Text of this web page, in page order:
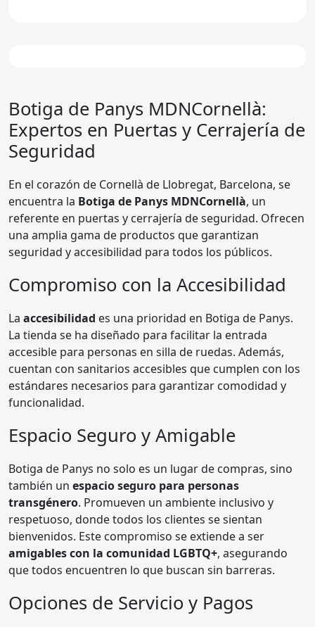
Botiga de Panys MDNCornellà:
Expertos en Puertas y Cerrajería de
Seguridad
En el corazón de Cornellà de Llobregat, Barcelona, se
encuentra la Botiga de Panys MDNCornellà, un
referente en puertas y cerrajería de seguridad. Ofrecen
una amplia gama de productos que garantizan
seguridad y accesibilidad para todos los públicos.
Compromiso con la Accesibilidad
La accesibilidad es una prioridad en Botiga de Panys.
La tienda se ha diseñado para facilitar la entrada
accesible para personas en silla de ruedas. Además,
cuentan con sanitarios accesibles que cumplen con los
estándares necesarios para garantizar comodidad y
funcionalidad.
Espacio Seguro y Amigable
Botiga de Panys no solo es un lugar de compras, sino
también un espacio seguro para personas
transgénero. Promueven un ambiente inclusivo y
respetuoso, donde todos los clientes se sientan
bienvenidos. Este compromiso se extiende a ser
amigables con la comunidad LGBTQ+, asegurando
que todos encuentren lo que buscan sin barreras.
Opciones de Servicio y Pagos